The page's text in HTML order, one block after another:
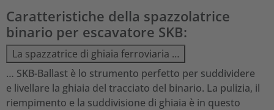
Caratteristiche della spazzolatrice
binario per escavatore SKB:
La spazzatrice di ghiaia ferroviaria …
… SKB-Ballast è lo strumento perfetto per suddividere
e livellare la ghiaia del tracciato del binario. La pulizia, il
riempimento e la suddivisione di ghiaia è in questo